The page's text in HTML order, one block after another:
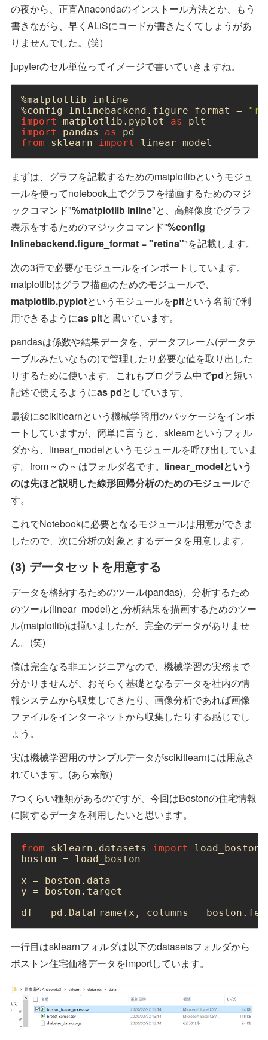
の夜から、正直Anacondaのインストール方法とか、もう
書きながら、早くALiSにコードが書きたくてしょうがあ
りませんでした。(笑)
jupyterのセル単位ってイメージで書いていきますね。
%matplotlib inline
%config Inlinebackend.figure_format =
import
matplotlib.pyplot as
import
pandas as
from sklearn import linear_model
まずは、グラフを記載するためのmatplotlibというモジュ
ールを使ってnotebook上でグラフを描画するためのマジ
ックコマンド"%matplotlib inline"と、高解像度でグラフ
表示をするためのマジックコマンド"%config
Inlinebackend.figure_format = "retina""を記載します。
次の3行で必要なモジュールをインポートしています。
matplotlibはグラフ描画のためのモジュールで、
matplotlib.pyplotというモジュールをpltという名前で利
用できるようにas pltと書いています。
pandasは係数や結果データを、データフレーム(データテ
ーブルみたいなもの)で管理したり必要な値を取り出した
りするために使います。これもプログラム中でpdと短い
記述で使えるようにas pdとしています。
最後にscikitlearnという機械学習用のパッケージをインポ
ートしていますが、簡単に言うと、sklearnというフォル
ダから、linear_modelというモジュールを呼び出していま
す。from ~ の ~ はフォルダ名です。 linear_modelという
のは先ほど説明した線形回帰分析のためのモジュールで
す。
これでNotebookに必要となるモジュールは用意ができま
したので、次に分析の対象とするデータを用意します。
(3) データセットを用意する
データを格納するためのツール(pandas)、分析するため
のツール(linear_model)と,分析結果を描画するためのツー
ル(matplotlib)は揃いましたが、完全のデータがありませ
ん。(笑)
僕は完全なる非エンジニアなので、機械学習の実務まで
分かりませんが、おそらく基礎となるデータを社内の情
報システムから収集してきたり、画像分析であれば画像
ファイルをインターネットから収集したりする感じでし
ょう。
実は機械学習用のサンプルデータがscikitlearnには用意さ
れています。(あら素敵)
7つくらい種類があるのですが、今回はBostonの住宅情報
に関するデータを利用したいと思います。
from sklearn.datasets import
load_boston
boston = load_boston
x = boston.data
y = boston.target
df = pd.DataFrame(x, columns =
一行目はsklearnフォルダは以下のdatasetsフォルダから
ボストン住宅価格データをimportしています。